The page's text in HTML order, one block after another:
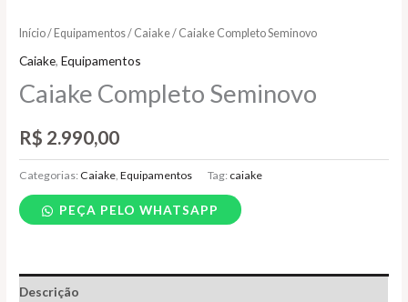
Início/Equipamentos/ Caiake/ Caiake Completo Seminovo
Caiake,Equipamentos
Caiake Completo Seminovo
R$ 2.990,00
Categorias:Caiake ,Equipamentos Tag: caiake
PEÇA PELO WHATSAPP
Descrição